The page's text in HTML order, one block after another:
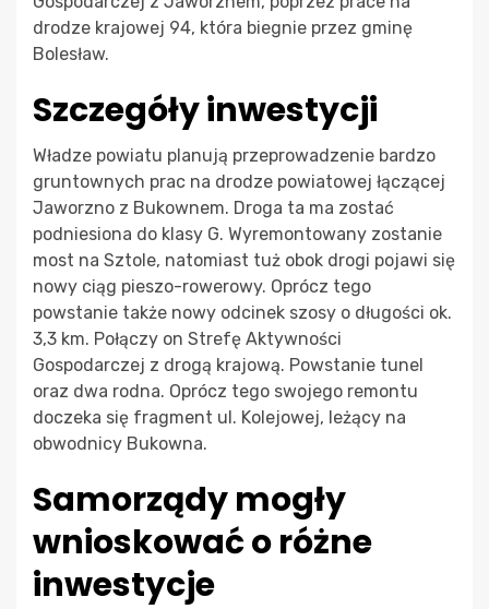
drodze krajowej 94, która biegnie przez gminę
Bolesław.
Szczegóły inwestycji
Władze powiatu planują przeprowadzenie bardzo
gruntownych prac na drodze powiatowej łączącej
Jaworzno z Bukownem. Droga ta ma zostać
podniesiona do klasy G. Wyremontowany zostanie
most na Sztole, natomiast tuż obok drogi pojawi się
nowy ciąg pieszo-rowerowy. Oprócz tego
powstanie także nowy odcinek szosy o długości ok.
3,3 km. Połączy on Strefę Aktywności
Gospodarczej z drogą krajową. Powstanie tunel
oraz dwa rodna. Oprócz tego swojego remontu
doczeka się fragment ul. Kolejowej, leżący na
obwodnicy Bukowna.
Samorządy mogły
wnioskować o różne
inwestycje